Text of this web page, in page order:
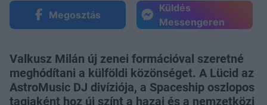
Megosztás
Küldés
Messengeren
Valkusz Milán új zenei formációval szeretné
meghódítani a külföldi közönséget. A Lücid az
AstroMusic DJ divíziója, a Spaceship oszlopos
tagjaként hoz új színt a hazai és a nemzetközi